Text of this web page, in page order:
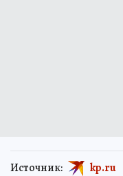
Источник: kp.ru